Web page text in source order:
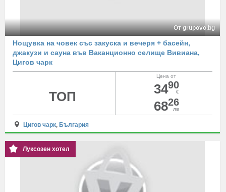
От grupovo.bg
Нощувка на човек със закуска и вечеря + басейн,
джакузи и сауна във Ваканционно селище Вивиана,
Цигов чарк
Цена от
3490
€
6826
лв
ТОП
Цигов чарк, България
Луксозен хотел